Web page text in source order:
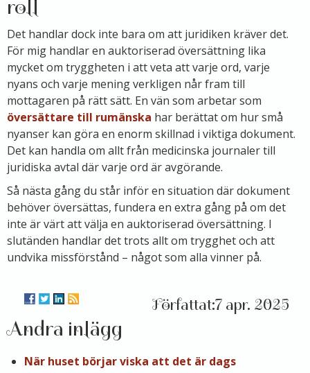
roll
Det handlar dock inte bara om att juridiken kräver det.
För mig handlar en auktoriserad översättning lika
mycket om tryggheten i att veta att varje ord, varje
nyans och varje mening verkligen når fram till
mottagaren på rätt sätt. En vän som arbetar som
översättare till rumänska har berättat om hur små
nyanser kan göra en enorm skillnad i viktiga dokument.
Det kan handla om allt från medicinska journaler till
juridiska avtal där varje ord är avgörande.
Så nästa gång du står inför en situation där dokument
behöver översättas, fundera en extra gång på om det
inte är värt att välja en auktoriserad översättning. I
slutänden handlar det trots allt om trygghet och att
undvika missförstånd – något som alla vinner på.
7 apr. 2025
Andra inlägg
När huset börjar viska att det är dags